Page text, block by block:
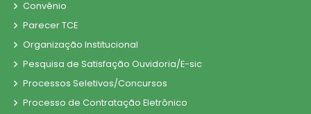
Convênio
Parecer TCE
Organização Institucional
Pesquisa de Satisfação Ouvidoria/E-sic
Processos Seletivos/Concursos
Processo de Contratação Eletrônico